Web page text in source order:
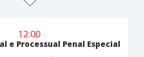
12:00
e Processual Penal Especial